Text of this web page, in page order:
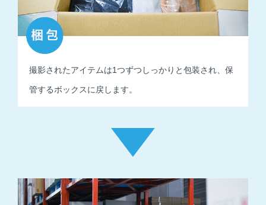
撮影されたアイテムは1つずつしっかりと包装され、保
管するボックスに戻します。